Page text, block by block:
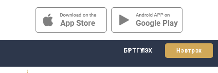
БҮРТГҮҮЛЭХ Нэвтрэх